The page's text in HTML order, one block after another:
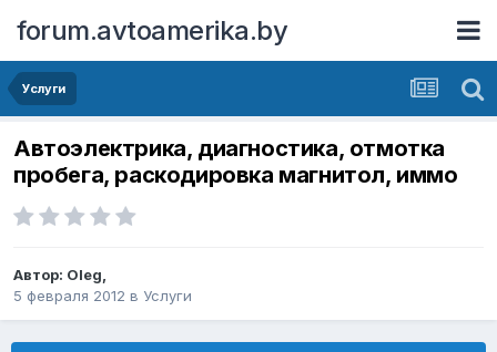
forum.avtoamerika.by
Услуги
Автоэлектрика, диагностика, отмотка
пробега, раскодировка магнитол, иммо
Автор: Oleg,
5 февраля 2012 в Услуги